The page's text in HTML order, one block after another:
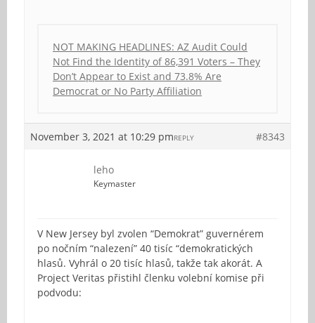
NOT MAKING HEADLINES: AZ Audit Could
Not Find the Identity of 86,391 Voters – They
Don’t Appear to Exist and 73.8% Are
Democrat or No Party Affiliation
November 3, 2021 at 10:29 pm #8343
REPLY
leho
Keymaster
V New Jersey byl zvolen “Demokrat” guvernérem
po nočním “nalezení” 40 tisíc “demokratických
hlasů. Vyhrál o 20 tisíc hlasů, takže tak akorát. A
Project Veritas přistihl členku volební komise při
podvodu: